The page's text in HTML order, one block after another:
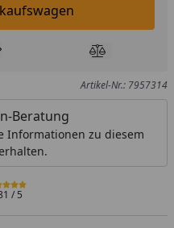
den Einkaufswagen legen
hinzufügenProdukt
Artikel-Nr.: 7957314
Beratung
Informationen zu diesem
/ 5